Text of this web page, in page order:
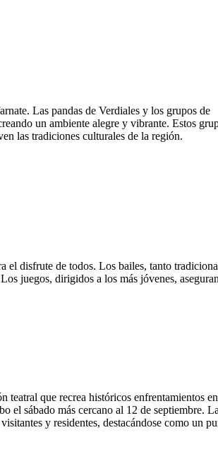
Las pandas de Verdiales y los grupos de
un ambiente alegre y vibrante. Estos
las tradiciones culturales de la región.
el disfrute de todos. Los bailes, tanto
juegos, dirigidos a los más jóvenes,
teatral que recrea históricos enfrentamientos
el sábado más cercano al 12 de septiembre.
y residentes, destacándose como un